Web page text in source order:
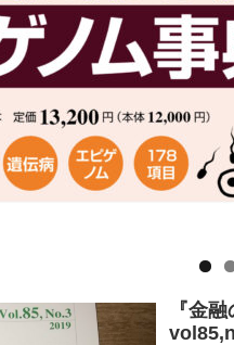
『金